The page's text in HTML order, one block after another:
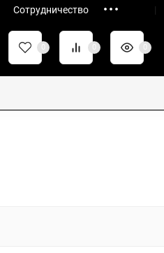
Сотрудничество |
0 0 0